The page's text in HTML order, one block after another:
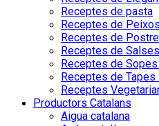
Receptes de pasta
Receptes de
Receptes de
Receptes de
Receptes de
Receptes de Tapes
Receptes
Productors Catalans
Aigua catalana